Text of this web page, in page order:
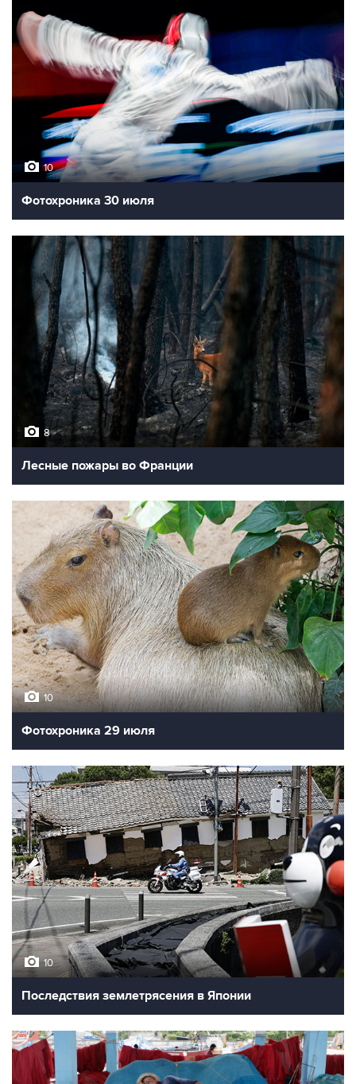
10
Фотохроника 30 июля
8
Лесные пожары во Франции
10
Фотохроника 29 июля
10
Последствия землетрясения в Японии